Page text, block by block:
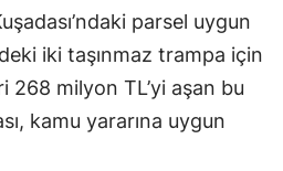
parsel uygun
iki taşınmaz trampa için
268 milyon TL’yi aşan bu
kamu yararına uygun